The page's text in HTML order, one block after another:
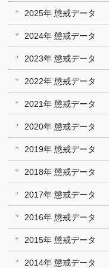
2025年 懲戒データ
2024年 懲戒データ
2023年 懲戒データ
2022年 懲戒データ
2021年 懲戒データ
2020年 懲戒データ
2019年 懲戒データ
2018年 懲戒データ
2017年 懲戒データ
2016年 懲戒データ
2015年 懲戒データ
2014年 懲戒データ